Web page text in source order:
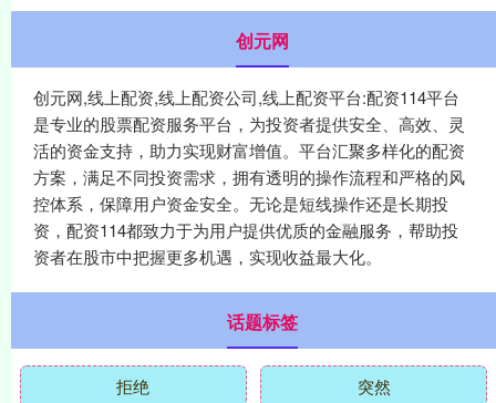
创元网
创元网,线上配资,线上配资公司,线上配资平台:配资114平台
是专业的股票配资服务平台，为投资者提供安全、高效、灵
活的资金支持，助力实现财富增值。平台汇聚多样化的配资
方案，满足不同投资需求，拥有透明的操作流程和严格的风
控体系，保障用户资金安全。无论是短线操作还是长期投
资，配资114都致力于为用户提供优质的金融服务，帮助投
资者在股市中把握更多机遇，实现收益最大化。
话题标签
拒绝 突然